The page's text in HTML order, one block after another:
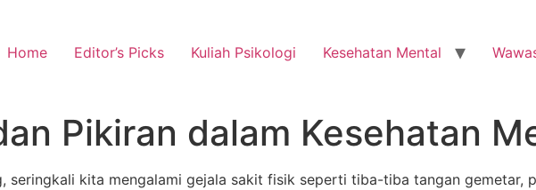
Home Editor’s Picks Kuliah Psikologi Kesehatan Mental
Pikiran dalam Kesehatan
seringkali kita mengalami gejala sakit fisik seperti tiba-tiba tangan gemetar,